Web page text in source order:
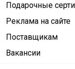
Подарочные
Реклама на сайте
Поставщикам
Вакансии